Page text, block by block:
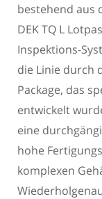
bestehend aus
DEK TQ L
Inspektions-
die Linie durch
Package, das
entwickelt
eine
hohe
komplexen